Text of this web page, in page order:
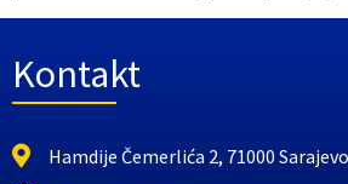
Kontakt
Hamdije Čemerlića 2, 71000 Sarajevo